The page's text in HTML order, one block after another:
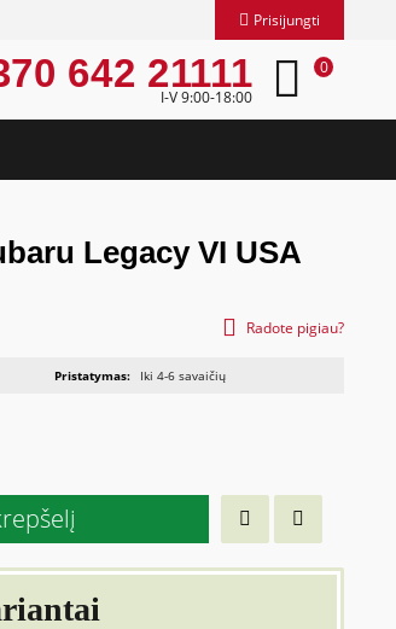
Prisijungti
642 21111
I-V 9:00-18:00
0
Legacy VI USA
Radote pigiau?
Pristatymas: Iki 4-6 savaičių